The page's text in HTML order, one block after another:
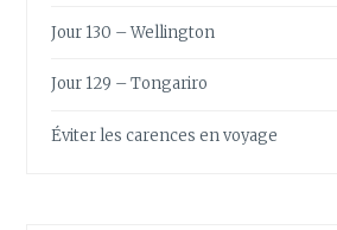
Jour 130 – Wellington
Jour 129 – Tongariro
Éviter les carences en voyage